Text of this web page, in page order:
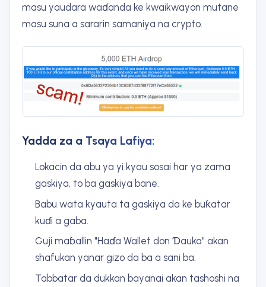
masu yaudara waɗanda ke kwaikwayon mutane
masu suna a sararin samaniya na crypto.
Yadda za a Tsaya Lafiya:
Lokacin da abu ya yi kyau sosai har ya zama
gaskiya, to ba gaskiya bane.
Babu wata kyauta ta gaskiya da ke buƙatar
kuɗi a gaba.
Guji maɓallin "Haɗa Wallet don Ɗauka" akan
shafukan yanar gizo da ba a sani ba.
Tabbatar da dukkan bayanai akan tashoshi na